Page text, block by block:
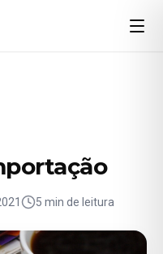
5 min de leitura